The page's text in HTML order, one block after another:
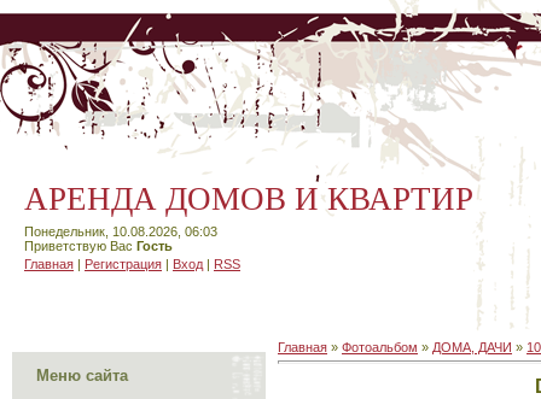
АРЕНДА ДОМОВ И КВАРТИР
Понедельник, 10.08.2026, 06:03
Приветствую Вас Гость
Главная | Регистрация | Вход | RSS
Меню сайта
Главная » Фотоальбом » ДОМА, ДАЧИ »